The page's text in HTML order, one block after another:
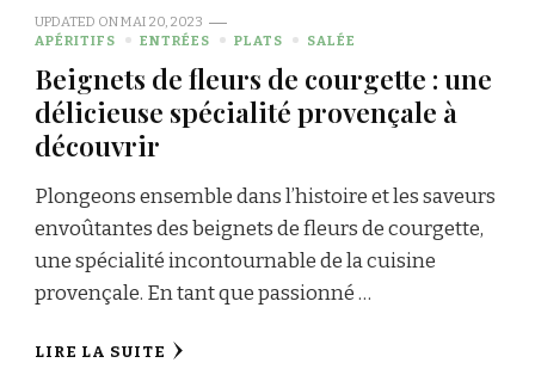
UPDATED ONMAI 20, 2023
APÉRITIFS
ENTRÉES PLATS SALÉE
Beignets de fleurs de courgette : une
délicieuse spécialité provençale à
découvrir
Plongeons ensemble dans l’histoire et les saveurs
envoûtantes des beignets de fleurs de courgette,
une spécialité incontournable de la cuisine
provençale. En tant que passionné …
LIRE LA SUITE